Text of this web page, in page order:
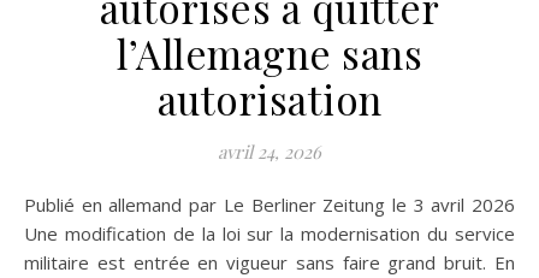
l’Allemagne sans
autorisation
avril 24, 2026
Publié en allemand par Le Berliner Zeitung le 3 avril 2026
Une modification de la loi sur la modernisation du service
militaire est entrée en vigueur sans faire grand bruit. En